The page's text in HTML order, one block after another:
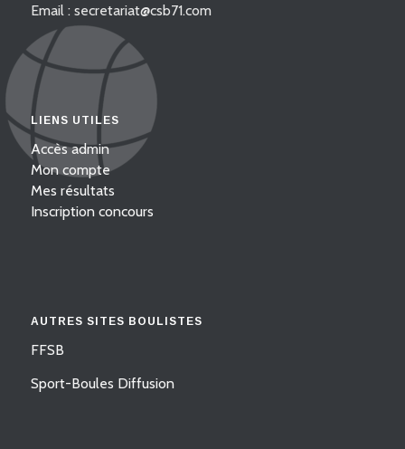
Email : secretariat@csb71.com
LIENS UTILES
Accès admin
Mon compte
Mes résultats
Inscription concours
AUTRES SITES BOULISTES
FFSB
Sport-Boules Diffusion